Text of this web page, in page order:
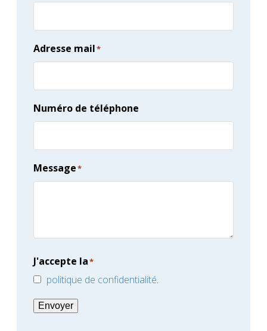
Adresse mail*
Numéro de téléphone
Message*
J'accepte la*
politique de confidentialité.
Envoyer